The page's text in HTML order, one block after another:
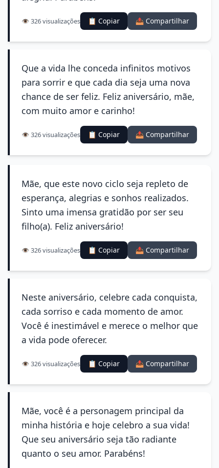
👁️ 326 visualizações 📋 Copiar 📤 Compartilhar
Que a vida lhe conceda infinitos motivos
para sorrir e que cada dia seja uma nova
chance de ser feliz. Feliz aniversário, mãe,
com muito amor e carinho!
👁️ 326 visualizações 📋 Copiar 📤 Compartilhar
Mãe, que este novo ciclo seja repleto de
esperança, alegrias e sonhos realizados.
Sinto uma imensa gratidão por ser seu
filho(a). Feliz aniversário!
👁️ 326 visualizações 📋 Copiar 📤 Compartilhar
Neste aniversário, celebre cada conquista,
cada sorriso e cada momento de amor.
Você é inestimável e merece o melhor que
a vida pode oferecer.
👁️ 326 visualizações 📋 Copiar 📤 Compartilhar
Mãe, você é a personagem principal da
minha história e hoje celebro a sua vida!
Que seu aniversário seja tão radiante
quanto o seu amor. Parabéns!